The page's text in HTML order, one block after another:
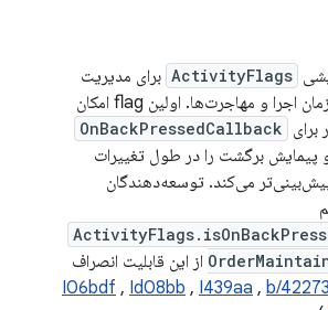
ActivityFlags برای مدیریت
تغییرات رفتاری زمان اجرا و مهاجرت‌ها. اولین flag امکان
برای OnBackPressedCallback
پیمایش برگشت را در طول تغییرات
می‌کند. توسعه‌دهندگان
از این قابلیت انصراف
I06bdf , Id08bb , I439aa , b/